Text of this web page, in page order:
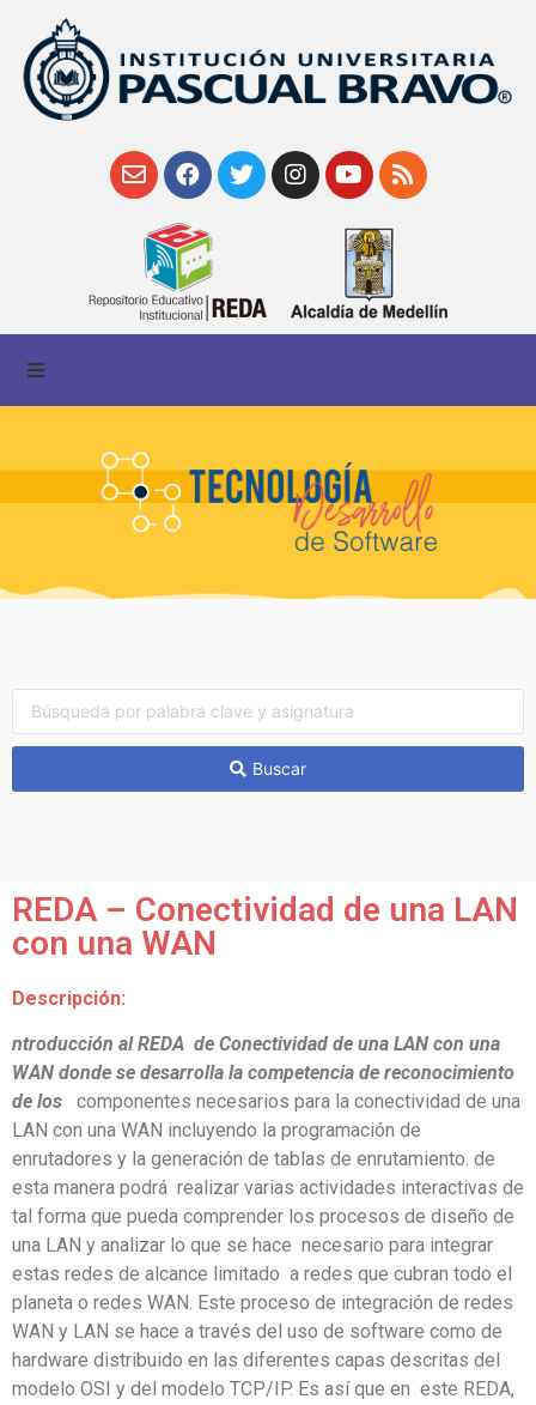
Buscar
REDA – Conectividad de una LAN
con una WAN
Descripción:
ntroducción al REDA de Conectividad de una LAN con una
WAN donde se desarrolla la competencia de reconocimiento
de los componentes necesarios para la conectividad de una
LAN con una WAN incluyendo la programación de
enrutadores y la generación de tablas de enrutamiento. de
esta manera podrá realizar varias actividades interactivas de
tal forma que pueda comprender los procesos de diseño de
una LAN y analizar lo que se hace necesario para integrar
estas redes de alcance limitado a redes que cubran todo el
planeta o redes WAN. Este proceso de integración de redes
WAN y LAN se hace a través del uso de software como de
hardware distribuido en las diferentes capas descritas del
modelo OSI y del modelo TCP/IP. Es así que en este REDA,